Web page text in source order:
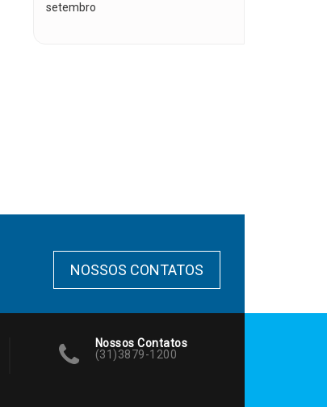
setembro
NOSSOS CONTATOS
Nossos Contatos
(31)3879-1200